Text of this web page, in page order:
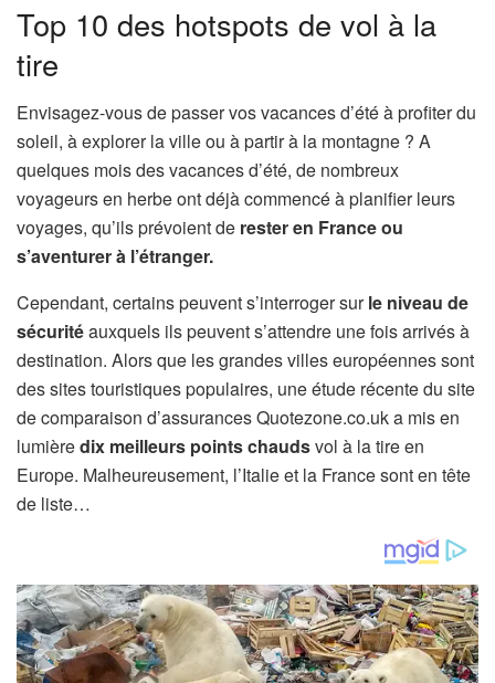
Top 10 des hotspots de vol à la
tire
Envisagez-vous de passer vos vacances d’été à profiter du
soleil, à explorer la ville ou à partir à la montagne ? A
quelques mois des vacances d’été, de nombreux
voyageurs en herbe ont déjà commencé à planifier leurs
voyages, qu’ils prévoient de rester en France ou
s’aventurer à l’étranger.
Cependant, certains peuvent s’interroger surle niveau de
sécuritéauxquels ils peuvent s’attendre une fois arrivés à
destination. Alors que les grandes villes européennes sont
des sites touristiques populaires, une étude récente du site
de comparaison d’assurances Quotezone.co.uk a mis en
lumièredix meilleurs points chaudsvol à la tire en
Europe. Malheureusement, l’Italie et la France sont en tête
de liste…